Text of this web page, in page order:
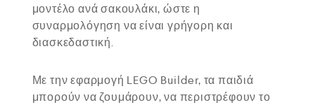
μοντέλο ανά σακουλάκι, ώστε η
συναρμολόγηση να είναι γρήγορη και
διασκεδαστική.
Με την εφαρμογή LEGO Builder, τα παιδιά
μπορούν να ζουμάρουν, να περιστρέφουν το